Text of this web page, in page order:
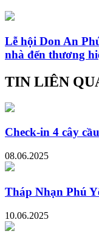
Lễ hội Don An
nhà đến thương
TIN LIÊN
Check-in 4 cây
08.06.2025
Tháp Nhạn Phú
10.06.2025